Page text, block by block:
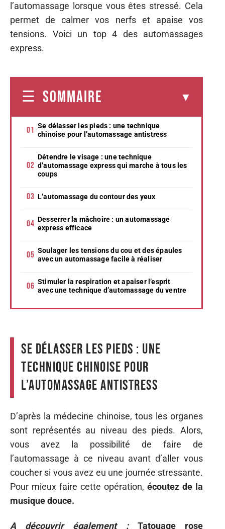
l’automassage lorsque vous êtes stressé. Cela
permet de calmer vos nerfs et apaise vos
tensions. Voici un top 4 des automassages
express.
SOMMAIRE
Se délasser les pieds : une technique
chinoise pour l’automassage antistress
Détendre le visage : une technique
d’automassage express qui marche à tous les
coups
L’automassage du contour des yeux
Desserrer la mâchoire : un automassage
express efficace
Soulager les tensions du cou et des épaules
avec un automassage facile à réaliser
Stimuler la respiration et apaiser l’esprit
avec une technique d’automassage du ventre
Se délasser les pieds : une
technique chinoise pour
l’automassage antistress
D’après la médecine chinoise, tous les organes
sont représentés au niveau des pieds. Alors,
vous avez la possibilité de faire de
l’automassage à ce niveau avant d’aller vous
coucher si vous avez eu une journée stressante.
Pour mieux faire cette opération, écoutez de la
musique douce.
A découvrir également :
Tatouage rose